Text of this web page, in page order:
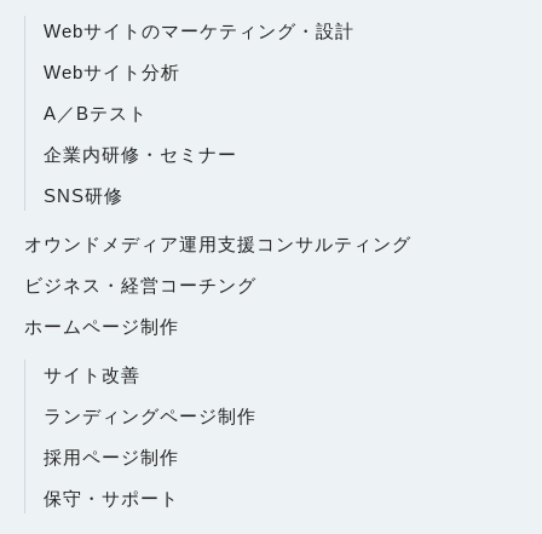
Webサイトのマーケティング・設計
Webサイト分析
A／Bテスト
企業内研修・セミナー
SNS研修
オウンドメディア運用支援コンサルティング
ビジネス・経営コーチング
ホームページ制作
サイト改善
ランディングページ制作
採用ページ制作
保守・サポート